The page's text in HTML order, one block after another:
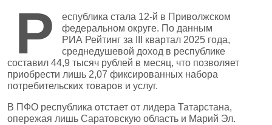
Р
еспублика стала 12‑й в Приволжском
федеральном округе. По данным
РИА Рейтинг за III квартал 2025 года,
среднедушевой доход в республике
составил 44,9 тысяч рублей в месяц, что позволяет
приобрести лишь 2,07 фиксированных набора
потребительских товаров и услуг.
В ПФО республика отстает от лидера Татарстана,
опережая лишь Саратовскую область и Марий Эл.